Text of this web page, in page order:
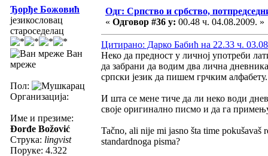
Ђорђе Божовић
језикословац
староседелац
Ван
мреже
Пол:
Организација:
Име и презиме:
Đorđe Božović
Струка: lingvist
Поруке: 4.322
Одг: Српство и србство,
« Одговор #36 у: 00.48 ч. 04.08.2009. »
Цитирано: Дарко Бабић на 22.33 ч.
Неко да предност у личној употреби
да забрани да водим два лична
српски језик да пишем грчким
И шта се мене тиче да ли неко води
своје оригинално писмо и да га
Tačno, ali nije mi jasno šta time pokušavaš
standardnoga pisma?